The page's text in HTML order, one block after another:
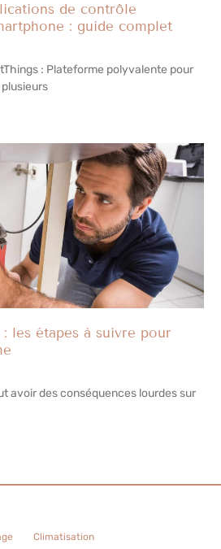
de contrôle
: guide complet
: Plateforme polyvalente pour
les étapes à suivre pour
avoir des conséquences lourdes sur
Climatisation